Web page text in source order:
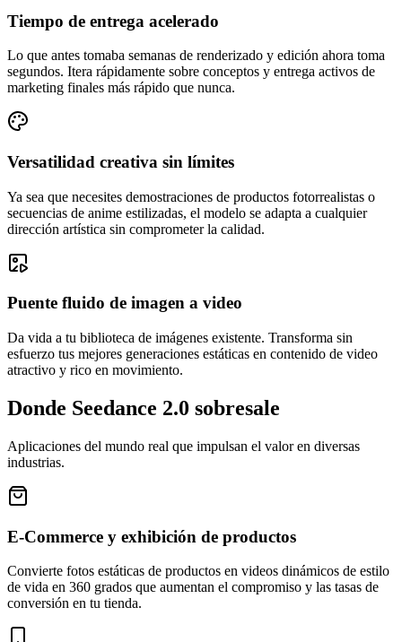
Tiempo de entrega acelerado
Lo que antes tomaba semanas de renderizado y edición ahora toma
segundos. Itera rápidamente sobre conceptos y entrega activos de
marketing finales más rápido que nunca.
Versatilidad creativa sin límites
Ya sea que necesites demostraciones de productos fotorrealistas o
secuencias de anime estilizadas, el modelo se adapta a cualquier
dirección artística sin comprometer la calidad.
Puente fluido de imagen a video
Da vida a tu biblioteca de imágenes existente. Transforma sin
esfuerzo tus mejores generaciones estáticas en contenido de video
atractivo y rico en movimiento.
Donde Seedance 2.0 sobresale
Aplicaciones del mundo real que impulsan el valor en diversas
industrias.
E-Commerce y exhibición de productos
Convierte fotos estáticas de productos en videos dinámicos de estilo
de vida en 360 grados que aumentan el compromiso y las tasas de
conversión en tu tienda.